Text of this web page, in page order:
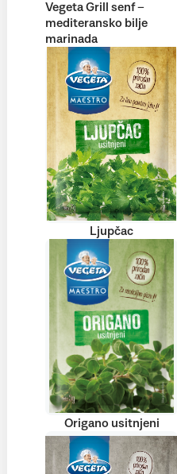
Vegeta Grill senf –
mediteransko bilje
marinada
Ljupčac
Origano usitnjeni